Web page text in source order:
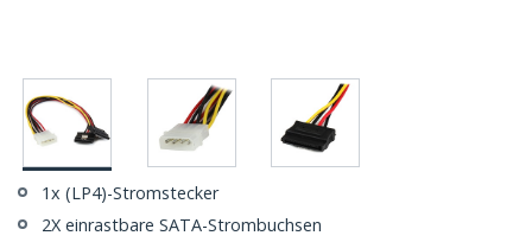
1x (LP4)-Stromstecker
2X einrastbare SATA-Strombuchsen